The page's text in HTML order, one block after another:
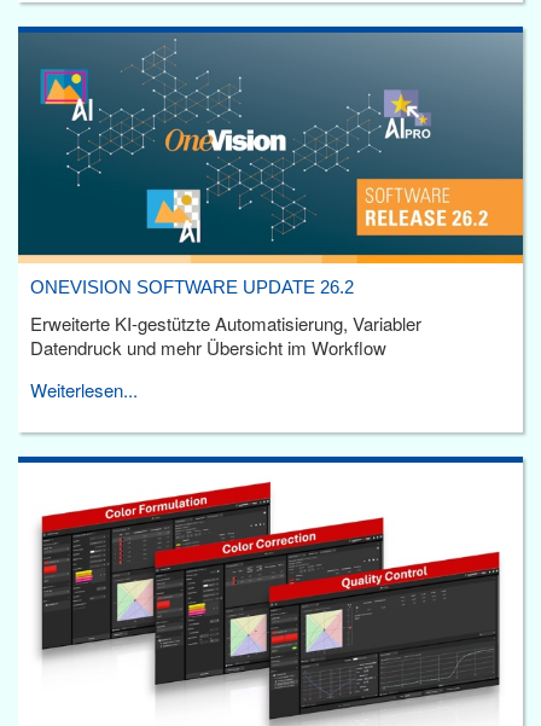
ONEVISION SOFTWARE UPDATE 26.2
Erweiterte KI-gestützte Automatisierung, Variabler
Datendruck und mehr Übersicht im Workflow
Weiterlesen...